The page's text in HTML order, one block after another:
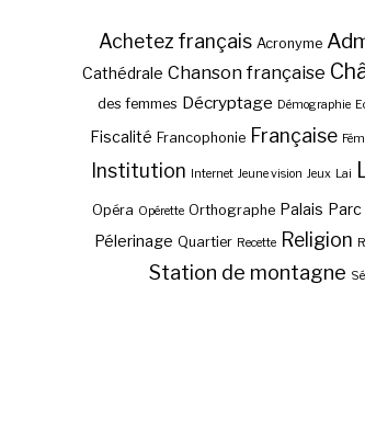
Achetez français Acronyme
Cathédrale Chanson française
des femmes Décryptage Démographie
Fiscalité Francophonie Française
Institution Internet Jeune vision Jeux Lai
Opéra Opérette Orthographe Palais
Pélerinage Quartier Recette Religion
Station de montagne